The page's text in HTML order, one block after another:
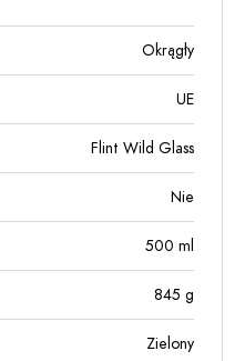
Okrągły
UE
Flint Wild Glass
Nie
500 ml
845 g
Zielony